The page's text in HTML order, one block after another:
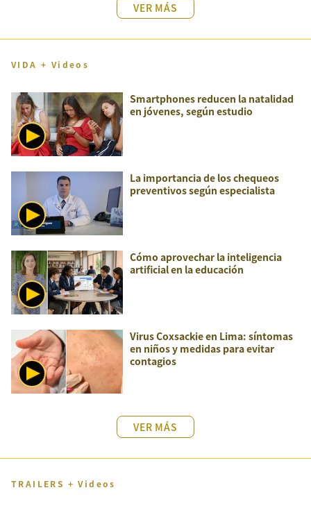
VER MÁS
VIDA + Videos
Smartphones reducen la natalidad
en jóvenes, según estudio
La importancia de los chequeos
preventivos según especialista
Cómo aprovechar la inteligencia
artificial en la educación
Virus Coxsackie en Lima: síntomas
en niños y medidas para evitar
contagios
VER MÁS
TRAILERS + Videos